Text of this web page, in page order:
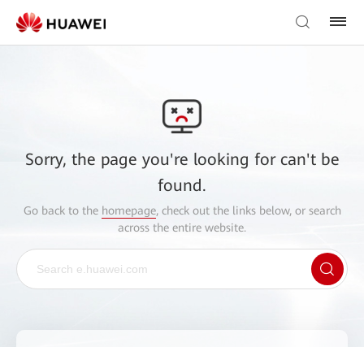
Sorry, the page you're looking for can't be
found.
Go back to the homepage, check out the links below, or search
across the entire website.